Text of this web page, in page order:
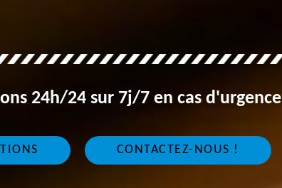
24h/24 sur 7j/7 en cas d'urgence
CONTACTEZ-NOUS !